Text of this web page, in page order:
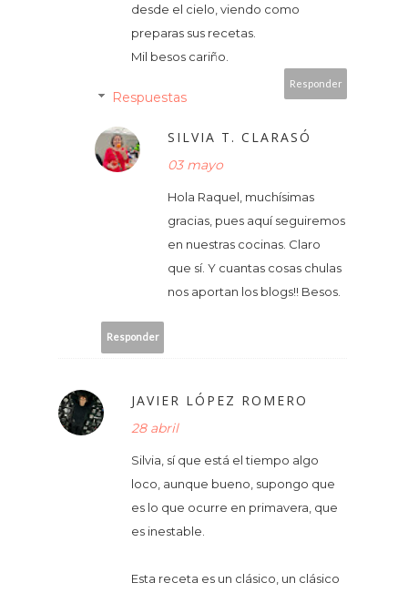
desde el cielo, viendo como
preparas sus recetas.
Mil besos cariño.
Responder
Respuestas
SILVIA T. CLARASÓ
03 mayo
Hola Raquel, muchísimas
gracias, pues aquí seguiremos
en nuestras cocinas. Claro
que sí. Y cuantas cosas chulas
nos aportan los blogs!! Besos.
Responder
JAVIER LÓPEZ ROMERO
28 abril
Silvia, sí que está el tiempo algo
loco, aunque bueno, supongo que
es lo que ocurre en primavera, que
es inestable.
Esta receta es un clásico, un clásico